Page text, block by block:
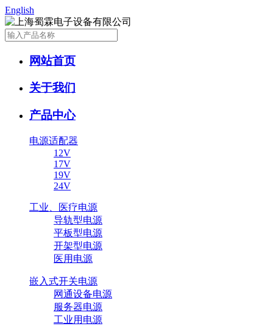
English
网站首页
关于我们
产品中心
电源适配器
12V
17V
19V
24V
工业、医疗电源
导轨型电源
平板型电源
开架型电源
医用电源
嵌入式开关电源
网通设备电源
服务器电源
工业用电源